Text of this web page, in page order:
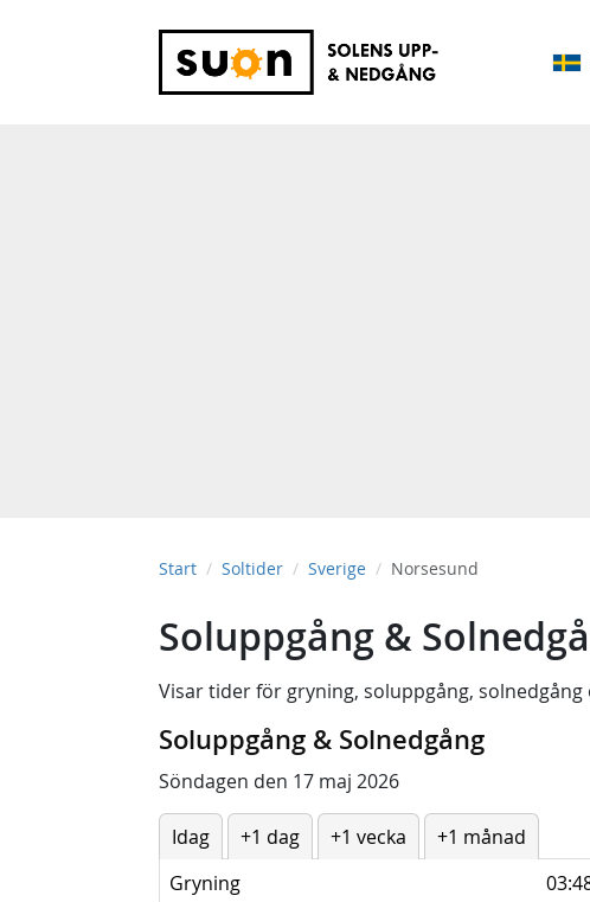
Start Soltider Sverige Norsesund
Soluppgång &
Visar tider för gryning, soluppgång, solnedgång
Soluppgång & Solnedgång
Söndagen den 17 maj 2026
Idag +1 dag +1 vecka
+1 månad
Gryning